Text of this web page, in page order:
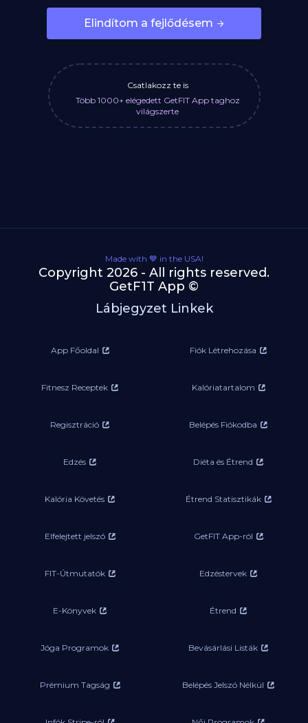
Elindítom a fejlődésem
Csatlakozz te is
Több 1000+ elégedett GetFIT App taghoz
világszerte
Made with 💙 in the USA!
Copyright 2026 - All rights reserved.
GetF1T App ©
Lábjegyzet Linkek
App Főoldal Fiók Létrehozása
Fitnesz Receptek Kalóriatartalom
Regisztráció Belépés Fiókodba
Edzés Diéta és Étrend
Kalória Követés Étrend Statisztikák
Elfelejtett jelszó GetFIT App-ról
FIT-Útmutatók Edzéstervek
E-Könyvek Étrend
Jóga Programok Bevásárlási Listák
Prémium Tagság Belépés Jelszó Nélkül